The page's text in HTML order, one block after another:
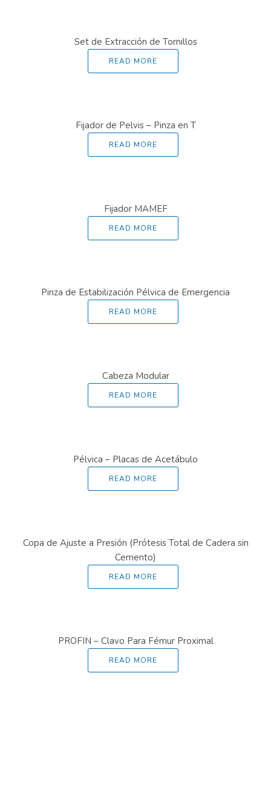
Set de Extracción de Tornillos
READ MORE
Fijador de Pelvis – Pinza en T
READ MORE
Fijador MAMEF
READ MORE
Pinza de Estabilización Pélvica de Emergencia
READ MORE
Cabeza Modular
READ MORE
Pélvica – Placas de Acetábulo
READ MORE
Copa de Ajuste a Presión (Prótesis Total de Cadera sin
Cemento)
READ MORE
PROFIN – Clavo Para Fémur Proximal
READ MORE